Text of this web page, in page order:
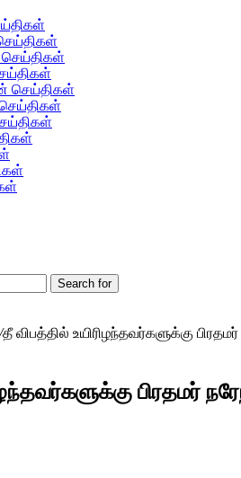
செய்திகள்
Search for
/தீ விபத்தில் உயிரிழந்தவர்களுக்கு
பிரதமர்